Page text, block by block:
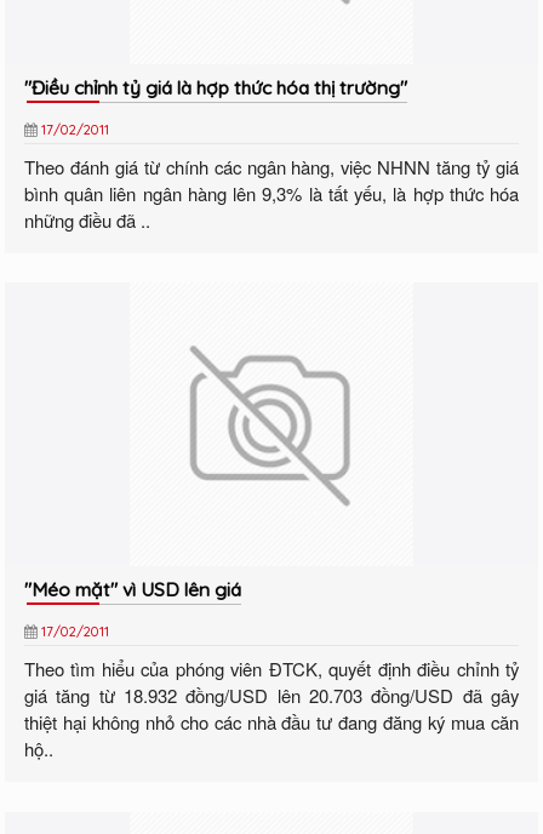
"Điều chỉnh tỷ giá là hợp thức hóa thị trường"
17/02/2011
Theo đánh giá từ chính các ngân hàng, việc NHNN tăng tỷ giá
bình quân liên ngân hàng lên 9,3% là tất yếu, là hợp thức hóa
những điều đã ..
"Méo mặt" vì USD lên giá
17/02/2011
Theo tìm hiểu của phóng viên ĐTCK, quyết định điều chỉnh tỷ
giá tăng từ 18.932 đồng/USD lên 20.703 đồng/USD đã gây
thiệt hại không nhỏ cho các nhà đầu tư đang đăng ký mua căn
hộ..